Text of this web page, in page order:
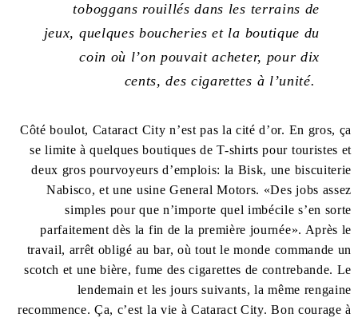
toboggans rouillés dans les terrains de
jeux, quelques boucheries et la boutique du
coin où l’on pouvait acheter, pour dix
cents, des cigarettes à l’unité.
Côté boulot, Cataract City n’est pas la cité d’or. En gros, ça
se limite à quelques boutiques de T-shirts pour touristes et
deux gros pourvoyeurs d’emplois: la Bisk, une biscuiterie
Nabisco, et une usine General Motors. «Des jobs assez
simples pour que n’importe quel imbécile s’en sorte
parfaitement dès la fin de la première journée». Après le
travail, arrêt obligé au bar, où tout le monde commande un
scotch et une bière, fume des cigarettes de contrebande. Le
lendemain et les jours suivants, la même rengaine
recommence. Ça, c’est la vie à Cataract City. Bon courage à